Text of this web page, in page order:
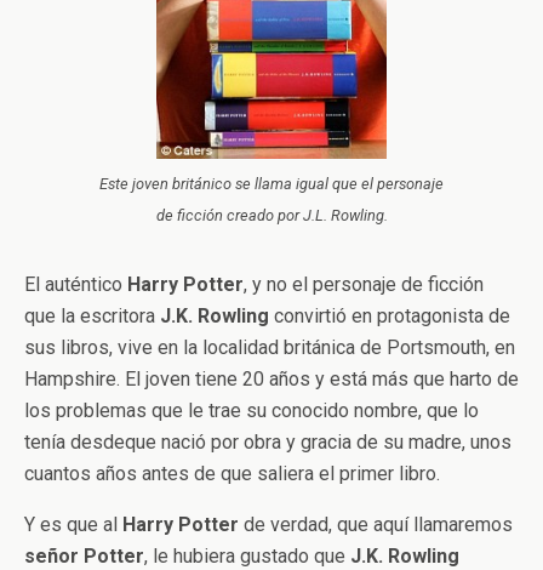
Este joven británico se llama igual que el personaje
de ficción creado por J.L. Rowling.
El auténtico Harry Potter, y no el personaje de ficción
que la escritora J.K. Rowling convirtió en protagonista de
sus libros, vive en la localidad británica de Portsmouth, en
Hampshire. El joven tiene 20 años y está más que harto de
los problemas que le trae su conocido nombre, que lo
tenía desdeque nació por obra y gracia de su madre, unos
cuantos años antes de que saliera el primer libro.
Y es que al Harry Potter de verdad, que aquí llamaremos
señor Potter, le hubiera gustado que J.K. Rowling